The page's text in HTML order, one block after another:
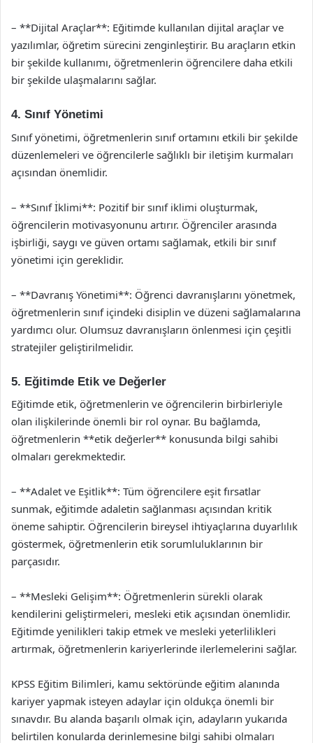
– **Dijital Araçlar**: Eğitimde kullanılan dijital araçlar ve
yazılımlar, öğretim sürecini zenginleştirir. Bu araçların etkin
bir şekilde kullanımı, öğretmenlerin öğrencilere daha etkili
bir şekilde ulaşmalarını sağlar.
4. Sınıf Yönetimi
Sınıf yönetimi, öğretmenlerin sınıf ortamını etkili bir şekilde
düzenlemeleri ve öğrencilerle sağlıklı bir iletişim kurmaları
açısından önemlidir.
– **Sınıf İklimi**: Pozitif bir sınıf iklimi oluşturmak,
öğrencilerin motivasyonunu artırır. Öğrenciler arasında
işbirliği, saygı ve güven ortamı sağlamak, etkili bir sınıf
yönetimi için gereklidir.
– **Davranış Yönetimi**: Öğrenci davranışlarını yönetmek,
öğretmenlerin sınıf içindeki disiplin ve düzeni sağlamalarına
yardımcı olur. Olumsuz davranışların önlenmesi için çeşitli
stratejiler geliştirilmelidir.
5. Eğitimde Etik ve Değerler
Eğitimde etik, öğretmenlerin ve öğrencilerin birbirleriyle
olan ilişkilerinde önemli bir rol oynar. Bu bağlamda,
öğretmenlerin **etik değerler** konusunda bilgi sahibi
olmaları gerekmektedir.
– **Adalet ve Eşitlik**: Tüm öğrencilere eşit fırsatlar
sunmak, eğitimde adaletin sağlanması açısından kritik
öneme sahiptir. Öğrencilerin bireysel ihtiyaçlarına duyarlılık
göstermek, öğretmenlerin etik sorumluluklarının bir
parçasıdır.
– **Mesleki Gelişim**: Öğretmenlerin sürekli olarak
kendilerini geliştirmeleri, mesleki etik açısından önemlidir.
Eğitimde yenilikleri takip etmek ve mesleki yeterlilikleri
artırmak, öğretmenlerin kariyerlerinde ilerlemelerini sağlar.
KPSS Eğitim Bilimleri, kamu sektöründe eğitim alanında
kariyer yapmak isteyen adaylar için oldukça önemli bir
sınavdır. Bu alanda başarılı olmak için, adayların yukarıda
belirtilen konularda derinlemesine bilgi sahibi olmaları